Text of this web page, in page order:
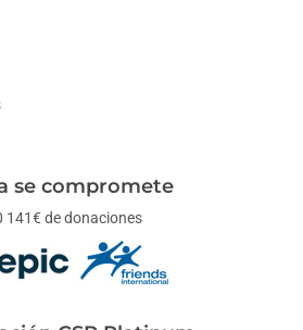
se compromete
141€ de donaciones